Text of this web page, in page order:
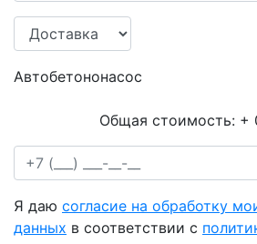
Автобетононасос
Общая стоимость: +
Я даю согласие на обработку
данных в соответствии с